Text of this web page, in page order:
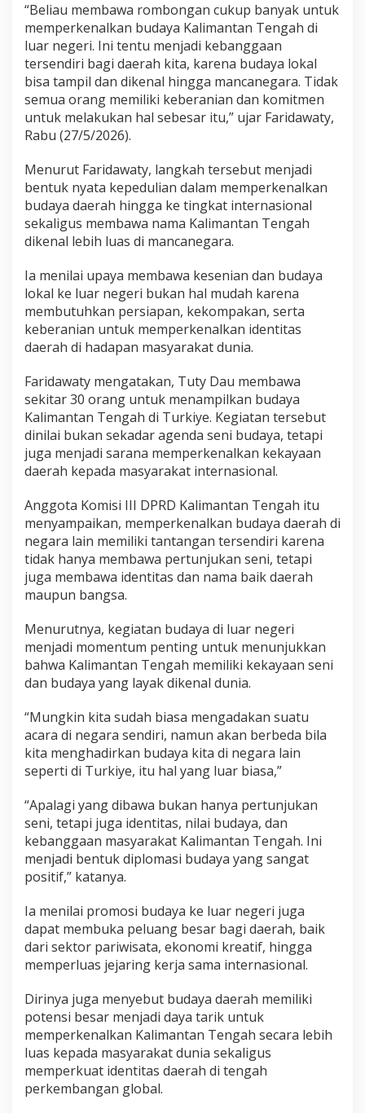
“Beliau membawa rombongan cukup banyak untuk
memperkenalkan budaya Kalimantan Tengah di
luar negeri. Ini tentu menjadi kebanggaan
tersendiri bagi daerah kita, karena budaya lokal
bisa tampil dan dikenal hingga mancanegara. Tidak
semua orang memiliki keberanian dan komitmen
untuk melakukan hal sebesar itu,” ujar Faridawaty,
Rabu (27/5/2026).
Menurut Faridawaty, langkah tersebut menjadi
bentuk nyata kepedulian dalam memperkenalkan
budaya daerah hingga ke tingkat internasional
sekaligus membawa nama Kalimantan Tengah
dikenal lebih luas di mancanegara.
Ia menilai upaya membawa kesenian dan budaya
lokal ke luar negeri bukan hal mudah karena
membutuhkan persiapan, kekompakan, serta
keberanian untuk memperkenalkan identitas
daerah di hadapan masyarakat dunia.
Faridawaty mengatakan, Tuty Dau membawa
sekitar 30 orang untuk menampilkan budaya
Kalimantan Tengah di Turkiye. Kegiatan tersebut
dinilai bukan sekadar agenda seni budaya, tetapi
juga menjadi sarana memperkenalkan kekayaan
daerah kepada masyarakat internasional.
Anggota Komisi III DPRD Kalimantan Tengah itu
menyampaikan, memperkenalkan budaya daerah di
negara lain memiliki tantangan tersendiri karena
tidak hanya membawa pertunjukan seni, tetapi
juga membawa identitas dan nama baik daerah
maupun bangsa.
Menurutnya, kegiatan budaya di luar negeri
menjadi momentum penting untuk menunjukkan
bahwa Kalimantan Tengah memiliki kekayaan seni
dan budaya yang layak dikenal dunia.
“Mungkin kita sudah biasa mengadakan suatu
acara di negara sendiri, namun akan berbeda bila
kita menghadirkan budaya kita di negara lain
seperti di Turkiye, itu hal yang luar biasa,”
“Apalagi yang dibawa bukan hanya pertunjukan
seni, tetapi juga identitas, nilai budaya, dan
kebanggaan masyarakat Kalimantan Tengah. Ini
menjadi bentuk diplomasi budaya yang sangat
positif,” katanya.
Ia menilai promosi budaya ke luar negeri juga
dapat membuka peluang besar bagi daerah, baik
dari sektor pariwisata, ekonomi kreatif, hingga
memperluas jejaring kerja sama internasional.
Dirinya juga menyebut budaya daerah memiliki
potensi besar menjadi daya tarik untuk
memperkenalkan Kalimantan Tengah secara lebih
luas kepada masyarakat dunia sekaligus
memperkuat identitas daerah di tengah
perkembangan global.